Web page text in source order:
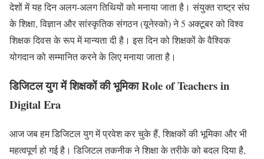
देशों में यह दिन अलग-अलग तिथियों को मनाया जाता है। संयुक्त राष्ट्र संघ
के शिक्षा, विज्ञान और सांस्कृतिक संगठन (यूनेस्को) ने 5 अक्टूबर को विश्व
शिक्षक दिवस के रूप में मान्यता दी है। इस दिन को शिक्षकों के वैश्विक
योगदान को सम्मानित करने के लिए मनाया जाता है।
डिजिटल युग में शिक्षकों की भूमिका Role of Teachers in
Digital Era
आज जब हम डिजिटल युग में प्रवेश कर चुके हैं, शिक्षकों की भूमिका और भी
महत्वपूर्ण हो गई है। डिजिटल तकनीक ने शिक्षा के तरीके को बदल दिया है,